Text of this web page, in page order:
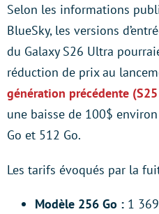
Selon les informations
BlueSky, les versions
du Galaxy S26 Ultra
réduction de prix au
génération précédente
une baisse de 100$
Go et 512 Go.
Les tarifs évoqués par la
Modèle 256 Go : 1